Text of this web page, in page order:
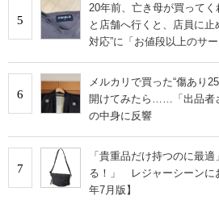
5
20年前、亡き母が買って
と店舗へ行くと、店員に
対応”に「お値段以上のサー
6
メルカリで買った“傷あり
開けてみたら……「出品者
の中身に反響
7
「貴重品だけ持つのに最
る！」 レジャーシーンに
年7月版】